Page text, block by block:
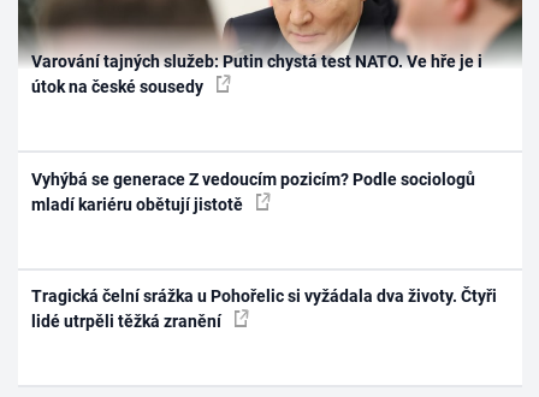
Varování tajných služeb: Putin chystá test NATO. Ve hře je i
útok na české sousedy
Vyhýbá se generace Z vedoucím pozicím? Podle sociologů
mladí kariéru obětují jistotě
Tragická čelní srážka u Pohořelic si vyžádala dva životy. Čtyři
lidé utrpěli těžká zranění